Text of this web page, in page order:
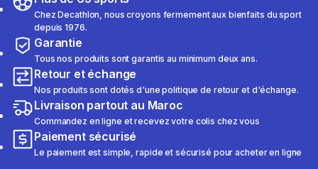
Chez Decathlon, nous croyons fermement aux bienfaits du sport
depuis 1976.
Garantie
Tous nos produits sont garantis au minimum deux ans.
Retour et échange
Nos produits sont dotés d'une politique de retour et d'échange.
Livraison partout au Maroc
Commandez en ligne et recevez votre colis chez vous
Paiement sécurisé
Le paiement est simple, rapide et sécurisé pour acheter en ligne